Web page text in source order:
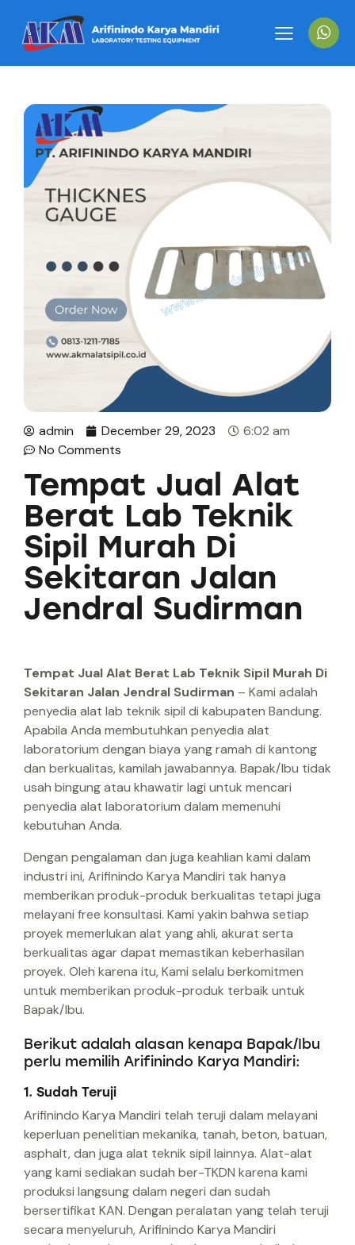
admin December 29, 2023
6:02 am
No Comments
Tempat Jual Alat
Berat Lab Teknik
Sipil Murah Di
Sekitaran Jalan
Jendral Sudirman
Tempat Jual Alat Berat Lab Teknik Sipil Murah Di
Sekitaran Jalan Jendral Sudirman – Kami adalah
penyedia alat lab teknik sipil di kabupaten Bandung.
Apabila Anda membutuhkan penyedia alat
laboratorium dengan biaya yang ramah di kantong
dan berkualitas, kamilah jawabannya. Bapak/Ibu tidak
usah bingung atau khawatir lagi untuk mencari
penyedia alat laboratorium dalam memenuhi
kebutuhan Anda.
Dengan pengalaman dan juga keahlian kami dalam
industri ini, Arifinindo Karya Mandiri tak hanya
memberikan produk-produk berkualitas tetapi juga
melayani free konsultasi. Kami yakin bahwa setiap
proyek memerlukan alat yang ahli, akurat serta
berkualitas agar dapat memastikan keberhasilan
proyek. Oleh karena itu, Kami selalu berkomitmen
untuk memberikan produk-produk terbaik untuk
Bapak/Ibu.
Berikut adalah alasan kenapa Bapak/Ibu
perlu memilih Arifinindo Karya Mandiri:
1. Sudah Teruji
Arifinindo Karya Mandiri telah teruji dalam melayani
keperluan penelitian mekanika, tanah, beton, batuan,
asphalt, dan juga alat teknik sipil lainnya. Alat-alat
yang kami sediakan sudah ber-TKDN karena kami
produksi langsung dalam negeri dan sudah
bersertifikat KAN. Dengan peralatan yang telah teruji
secara menyeluruh, Arifinindo Karya Mandiri